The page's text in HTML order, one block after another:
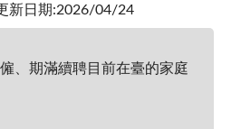
新日期:2026/04/24
、期滿續聘目前在臺的家庭